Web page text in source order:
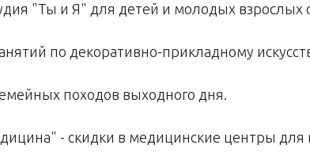
"Ты и Я" для детей и молодых
по декоративно-прикладному
походов выходного дня.
- скидки в медицинские центры для